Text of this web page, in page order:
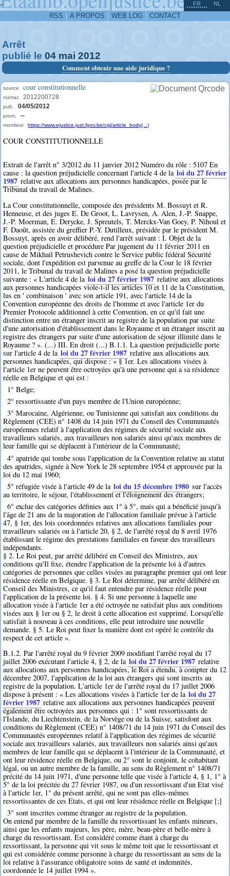
-
RSS A PROPOS WEB LOG CONTACT
FR NL
Arrêt
publié le 04 mai 2012
Comment obtenir une aide juridique ?
source cour constitutionnelle
numac 2012200728
pub. 04/05/2012
prom. --
moniteur https://www.ejustice.just.fgov.be/cgi/article_body(...)
COUR CONSTITUTIONNELLE
Extrait de l'arrêt n° 3/2012 du 11 janvier 2012 Numéro du rôle : 5107 En
cause : la question préjudicielle concernant l'article 4 de la loi du 27 février
1987 relative aux allocations aux personnes handicapées, posée par le
Tribunal du travail de Malines.
La Cour constitutionnelle, composée des présidents M. Bossuyt et R.
Henneuse, et des juges E. De Groot, L. Lavrysen, A. Alen, J.-P. Snappe,
J.-P. Moerman, E. Derycke, J. Spreutels, T. Merckx-Van Goey, P. Nihoul et
F. Daoût, assistée du greffier P.-Y. Dutilleux, présidée par le président M.
Bossuyt, après en avoir délibéré, rend l'arrêt suivant : I. Objet de la
question préjudicielle et procédure Par jugement du 11 février 2011 en
cause de Mikhail Petrushevich contre le Service public fédéral Sécurité
sociale, dont l'expédition est parvenue au greffe de la Cour le 18 février
2011, le Tribunal du travail de Malines a posé la question préjudicielle
suivante : « L'article 4 de la loi du 27 février 1987 relative aux allocations
aux personnes handicapées viole-t-il les articles 10 et 11 de la Constitution,
lus en ' combinaison ' avec son article 191, avec l'article 14 de la
Convention européenne des droits de l'homme et avec l'article 1er du
Premier Protocole additionnel à cette Convention, en ce qu'il fait une
distinction entre un étranger inscrit au registre de la population par suite
d'une autorisation d'établissement dans le Royaume et un étranger inscrit au
registre des étrangers par suite d'une autorisation de séjour illimité dans le
Royaume ? ». (...) III. En droit (...) B.1.1. La question préjudicielle porte
sur l'article 4 de la loi du 27 février 1987 relative aux allocations aux
personnes handicapées, qui dispose : « § 1er. Les allocations visées à
l'article 1er ne peuvent être octroyées qu'à une personne qui a sa résidence
réelle en Belgique et qui est :
1° Belge;
2° ressortissante d'un pays membre de l'Union européenne;
3° Marocaine, Algérienne, ou Tunisienne qui satisfait aux conditions du
Règlement (CEE) n° 1408 du 14 juin 1971 du Conseil des Communautés
européennes relatif à l'application des régimes de sécurité sociale aux
travailleurs salariés, aux travailleurs non salariés ainsi qu'aux membres de
leur famille qui se déplacent à l'intérieur de la Communauté;
4° apatride qui tombe sous l'application de la Convention relative au statut
des apatrides, signée à New York le 28 septembre 1954 et approuvée par la
loi du 12 mai 1960;
5° réfugiée visée à l'article 49 de la loi du 15 décembre 1980 sur l'accès
au territoire, le séjour, l'établissement et l'éloignement des étrangers;
6° exclue des catégories définies aux 1° à 5°, mais qui a bénéficié jusqu'à
l'âge de 21 ans de la majoration de l'allocation familiale prévue à l'article
47, § 1er, des lois coordonnées relatives aux allocations familiales pour
travailleurs salariés ou à l'article 20, § 2, de l'arrêté royal du 8 avril 1976
établissant le régime des prestations familiales en faveur des travailleurs
indépendants.
§ 2. Le Roi peut, par arrêté délibéré en Conseil des Ministres, aux
conditions qu'Il fixe, étendre l'application de la présente loi à d'autres
catégories de personnes que celles visées au paragraphe premier qui ont leur
résidence réelle en Belgique. § 3. Le Roi détermine, par arrêté délibéré en
Conseil des Ministres, ce qu'il faut entendre par résidence réelle pour
l'application de la présente loi. § 4. Si une personne à laquelle une
allocation visée à l'article 1er a été octroyée ne satisfait plus aux conditions
visées aux § 1er ou § 2, le droit à cette allocation est supprimé. Lorsqu'elle
satisfait à nouveau à ces conditions, elle peut introduire une nouvelle
demande. § 5. Le Roi peut fixer la manière dont est opéré le contrôle du
respect de cet article ».
B.1.2. Par l'arrêté royal du 9 février 2009 modifiant l'arrêté royal du 17
juillet 2006 exécutant l'article 4, § 2, de la loi du 27 février 1987 relative
aux allocations aux personnes handicapées, le Roi a étendu, à compter du 12
décembre 2007, l'application de la loi aux étrangers qui sont inscrits au
registre de la population. L'article 1er de l'arrêté royal du 17 juillet 2006
dispose à présent : « Les allocations visées à l'article 1er de la loi du 27
février 1987 relative aux allocations aux personnes handicapées peuvent
également être octroyées aux personnes qui : 1° sont ressortissants de
l'Islande, du Liechtenstein, de la Norvège ou de la Suisse, satisfont aux
conditions du Règlement (CEE) n° 1408/71 du 14 juin 1971 du Conseil des
Communautés européennes relatif à l'application des régimes de sécurité
sociale aux travailleurs salariés, aux travailleurs non salariés ainsi qu'aux
membres de leur famille qui se déplacent à l'intérieur de la Communauté, et
ont leur résidence réelle en Belgique, ou 2° sont le conjoint, le cohabitant
légal, ou un autre membre de la famille, au sens du Règlement n° 1408/71
précité du 14 juin 1971, d'une personne telle que visée à l'article 4, § 1, 1° à
5° de la loi précitée du 27 février 1987, ou d'un ressortissant d'un Etat visé
à l'article 1er, 1° du présent arrêté, qui ne sont pas elles-mêmes
ressortissantes de ces Etats, et qui ont leur résidence réelle en Belgique [;]
3° sont inscrites comme étranger au registre de la population.
On entend par membre de la famille du ressortissant les enfants mineurs,
ainsi que les enfants majeurs, les père, mère, beau-père et belle-mère à
charge du ressortissant. Est considéré comme étant à charge du
ressortissant, la personne qui vit sous le même toit que le ressortissant et
qui est considérée comme personne à charge du ressortissant au sens de la
loi relative à l'assurance obligatoire soins de santé et indemnités,
coordonnée le 14 juillet 1994 ».
^